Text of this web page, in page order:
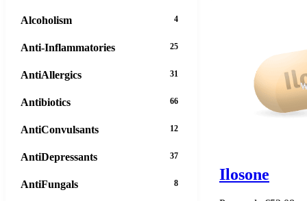
Ilosone
Alcoholism 4
Anti-Inflammatories 25
AntiAllergics 31
Antibiotics 66
AntiConvulsants 12
AntiDepressants 37
AntiFungals 8